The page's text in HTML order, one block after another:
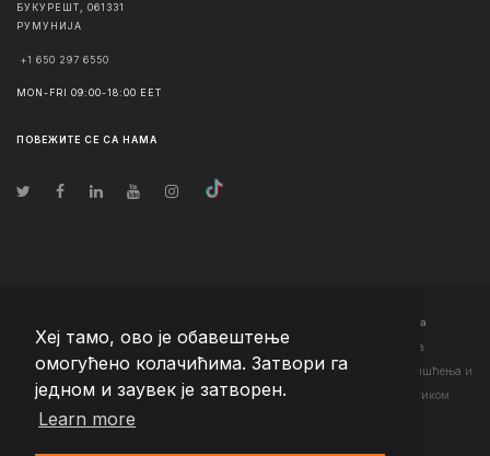
Хеј тамо, ово је обавештење
омогућено колачићима. Затвори га
једном и заувек је затворен.
Learn more
БУКУРЕШТ
061331
РУМУНИЈА
+1 650 297 6550
MON-FRI 09:00-18:00 EET
ПОВЕЖИТЕ СЕ СА НАМА
- Сва права задржана
Changelog● Коришћењем ове странице слажете се са нашим <а
href="https://teamextension.rs/sr/pravni/uslovi-koriscenja">Условима коришћења и
<а href="https://teamextension.rs/sr/pravni/pravila-privatnosti">Политиком